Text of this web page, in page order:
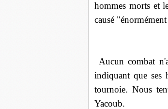
hommes morts et
causé
Aucun combat
indiquant que ses
tournoie. Nous
Yacoub.